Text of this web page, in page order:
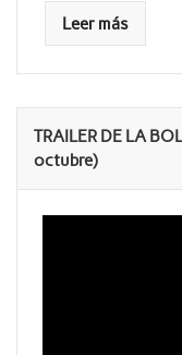
Leer más
TRAILER DE LA
octubre)
Reproductor